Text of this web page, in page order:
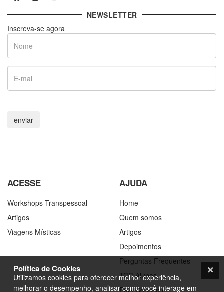
NEWSLETTER
Inscreva-se agora
ACESSE
Workshops Transpessoal
Artigos
Viagens Místicas
AJUDA
Home
Quem somos
Artigos
Depoimentos
Perguntas Frequentes
TCC Alunos
Fale Conosco
Política de Cookies
Utilizamos cookies para oferecer melhor experiência,
melhorar o desempenho, analisar como você interage em